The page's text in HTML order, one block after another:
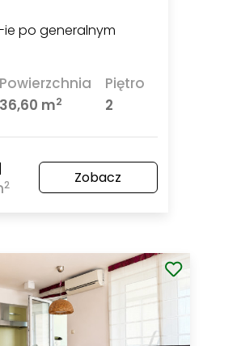
ie po generalnym
Powierzchnia
36,60 m2
Piętro
2
2 Zobacz